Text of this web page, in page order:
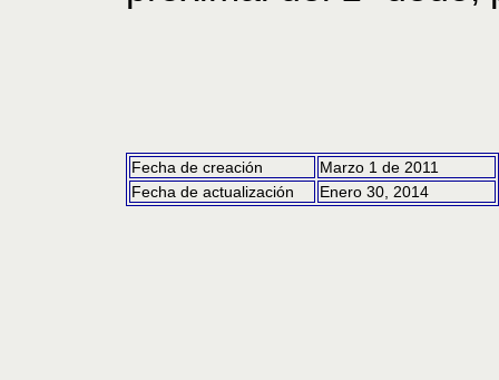
Fecha de creación
Marzo 1 de 2011
Fecha de actualización
Enero 30, 2014